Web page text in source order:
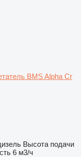
BMS Alpha Cr
Высота подачи
6 м3/ч